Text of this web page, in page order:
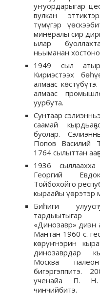
уҥуордарыгар
вулкан
түмүгэр
минералы сир
ылар
ньыманан
1949 сыл
Кириэстээх
алмаас
алмаас
уурбута.
Сунтаар
саамай
буолар.
Попов Василий
1764 сылыттан
1936
Георгий
Тойбохойго
кыраайы үөрэтэр
Биһиги
тардыытыгар
«Динозавр» диэн
Мантан 1960 с.
көрүҥнэрин
динозаврдар
Москва
бигэргэппитэ.
ученайа П. Н.
чинчийбитэ.